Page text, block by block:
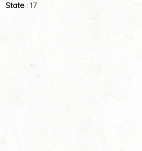
State : 17